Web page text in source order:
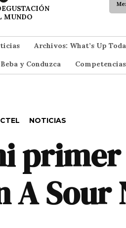
MUNDO
Archivos: What’s Up
y Conduzca Competencias
NOTICIAS
A